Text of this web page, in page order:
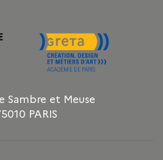
Sambre et Meuse
PARIS